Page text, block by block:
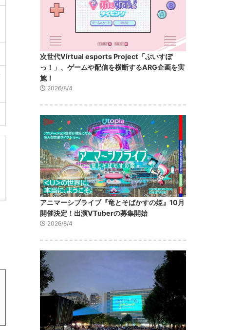
次世代Virtual esports Project「ぶいすぽ
っ！」、ゲームや配信を横断するARG企画を実
施！
2026/8/4
アニマーシブライブ『竜とそばかすの姫』10月
開催決定！出演VTuberの募集開始
2026/8/4